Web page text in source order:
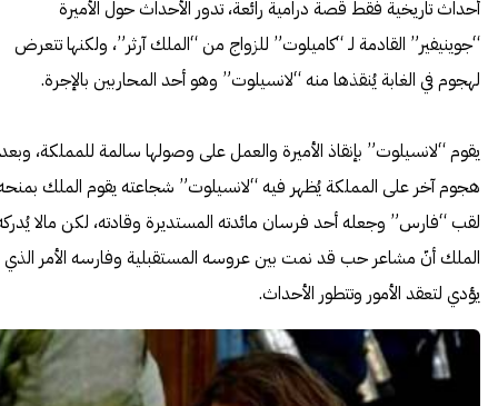
أحداث تاريخية فقط قصة درامية رائعة، تدور الأحداث حول الأميرة
“جوينيفير” القادمة لـ “كاميلوت” للزواج من “الملك آرثر”، ولكنها تتعرض
لهجوم في الغابة يُنقذها منه “لانسيلوت” وهو أحد المحاربين بالإجرة.
يقوم “لانسيلوت” بإنقاذ الأميرة والعمل على وصولها سالمة للمملكة، وبعد
هجوم آخر على المملكة يُظهر فيه “لانسيلوت” شجاعته يقوم الملك
لقب “فارس” وجعله أحد فرسان مائدته المستديرة وقادته، لكن مالا
الملك أنّ مشاعر حب قد نمت بين عروسه المستقبلية وفارسه الأمر الذي
يؤدي لتعقد الأمور وتتطور الأحداث.